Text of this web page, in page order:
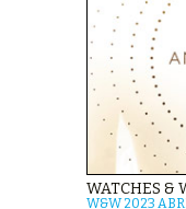
WATCHES &
W&W 2023